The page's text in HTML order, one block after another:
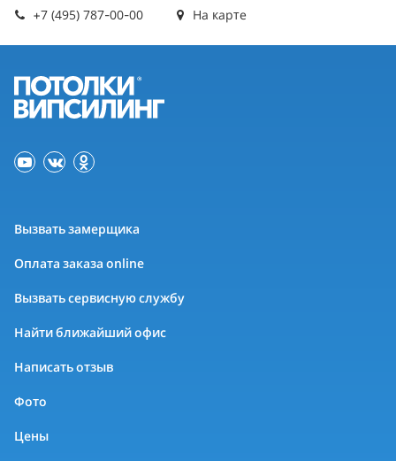
+7 (495) 787-00-00 На карте
Вызвать замерщика
Оплата заказа online
Вызвать сервисную службу
Найти ближайший офис
Написать отзыв
Фото
Цены